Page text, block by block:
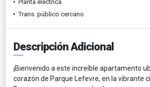
Planta eléctrica
Trans. público cercano
Descripción Adicional
¡Bienvenido a este increíble apartamento
corazón de Parque Lefevre, en la vibrante